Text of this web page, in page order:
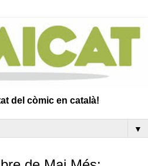
del còmic en català!
▼